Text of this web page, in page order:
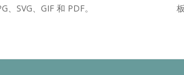
、SVG、GIF 和 PDF。